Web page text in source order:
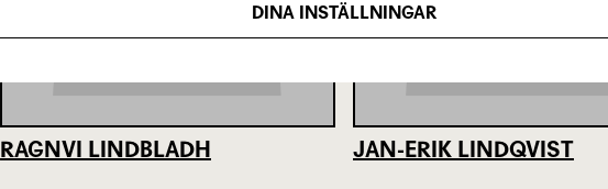
RAGNVI LINDBLADH JAN-ERIK LINDQVIST
DINA INSTÄLLNINGAR